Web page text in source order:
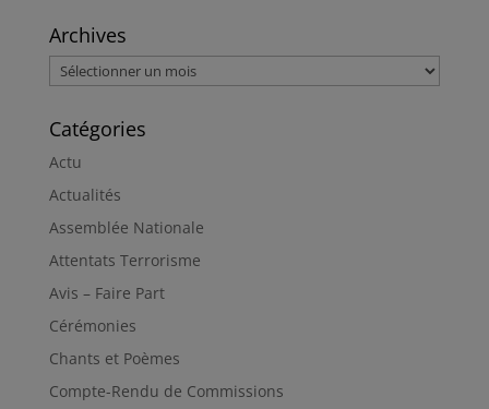
Archives
Archives
Catégories
Actu
Actualités
Assemblée Nationale
Attentats Terrorisme
Avis – Faire Part
Cérémonies
Chants et Poèmes
Compte-Rendu de Commissions